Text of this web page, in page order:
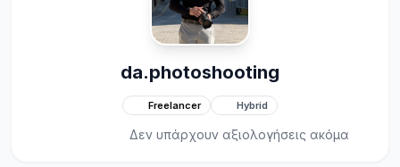
da.photoshooting
Freelancer Hybrid
Δεν υπάρχουν αξιολογήσεις ακόμα